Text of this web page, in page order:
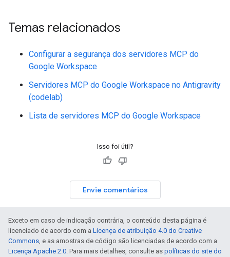
Temas relacionados
Configurar a segurança dos servidores MCP do
Google Workspace
Servidores MCP do Google Workspace no Antigravity
(codelab)
Lista de servidores MCP do Google Workspace
Isso foi útil?
Envie comentários
Exceto em caso de indicação contrária, o conteúdo desta página é
licenciado de acordo com a Licença de atribuição 4.0 do Creative
Commons, e as amostras de código são licenciadas de acordo com a
Licença Apache 2.0. Para mais detalhes, consulte as políticas do site do